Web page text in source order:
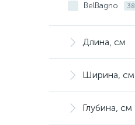
BelBagno 38
Длина, см
Ширина, см
Глубина, см